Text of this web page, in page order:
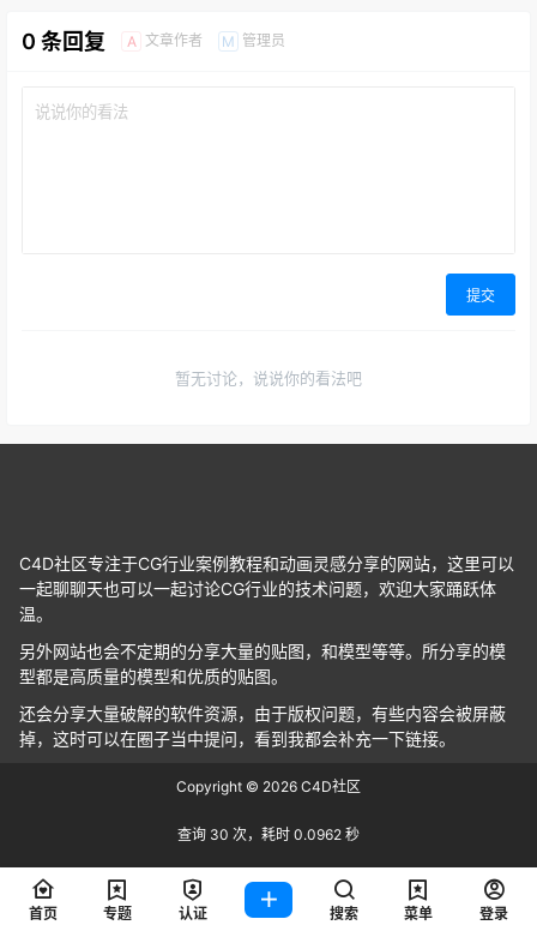
0 条回复 A 文章作者 M 管理员
提交
暂无讨论，说说你的看法吧
C4D社区专注于CG行业案例教程和动画灵感分享的网站，这里可以
一起聊聊天也可以一起讨论CG行业的技术问题，欢迎大家踊跃体
温。
另外网站也会不定期的分享大量的贴图，和模型等等。所分享的模
型都是高质量的模型和优质的贴图。
还会分享大量破解的软件资源，由于版权问题，有些内容会被屏蔽
掉，这时可以在圈子当中提问，看到我都会补充一下链接。
Copyright © 2026 C4D社区
查询 30 次，耗时 0.0962 秒
首页 专题 认证 搜索 菜单 登录